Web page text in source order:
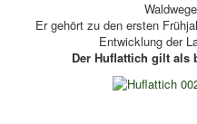
Selbstwanderungen
Seniorenwanderungen
Er gehört zu den ersten
Entwicklung der
Der Huflattich gilt als